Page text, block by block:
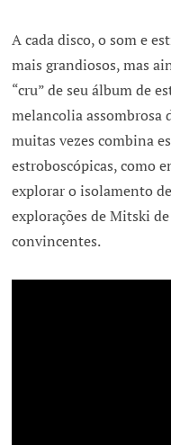
A cada disco, o som e
mais grandiosos, mas
“cru” de seu álbum de
melancolia assombrosa
muitas vezes combina
estroboscópicas, como
explorar o isolamento
explorações de Mitski
convincentes.